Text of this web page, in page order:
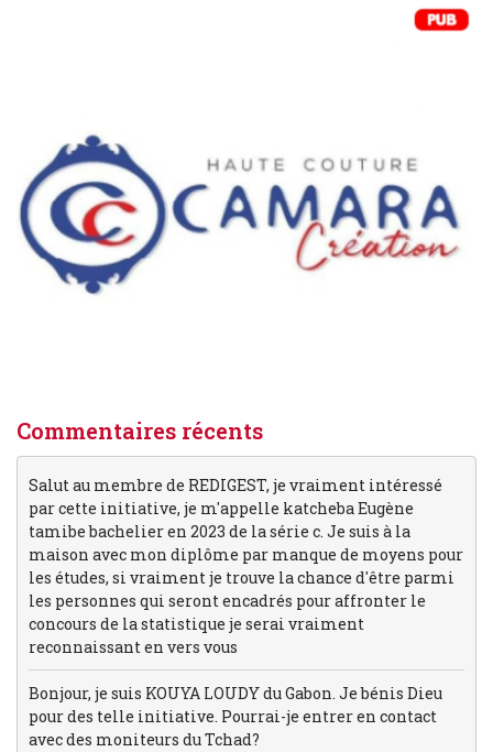
Commentaires récents
Salut au membre de REDIGEST, je vraiment intéressé
par cette initiative, je m'appelle katcheba Eugène
tamibe bachelier en 2023 de la série c. Je suis à la
maison avec mon diplôme par manque de moyens pour
les études, si vraiment je trouve la chance d'être parmi
les personnes qui seront encadrés pour affronter le
concours de la statistique je serai vraiment
reconnaissant en vers vous
Bonjour, je suis KOUYA LOUDY du Gabon. Je bénis Dieu
pour des telle initiative. Pourrai-je entrer en contact
avec des moniteurs du Tchad?